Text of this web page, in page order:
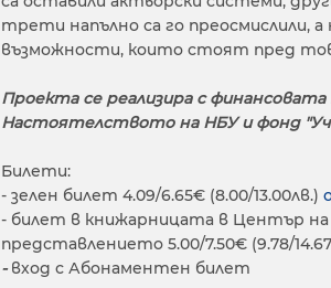
трети напълно са го преосмислили,
възможности, които стоят пред
Проекта се реализира с
Настоятелството на НБУ и фонд
Билети:
- зелен билет 4.09/6.65€ (8.00/13.00лв.)
- билет в книжарницата в Център
представлението 5.00/7.50€ (9.78/
-вход с Абонаментен билет